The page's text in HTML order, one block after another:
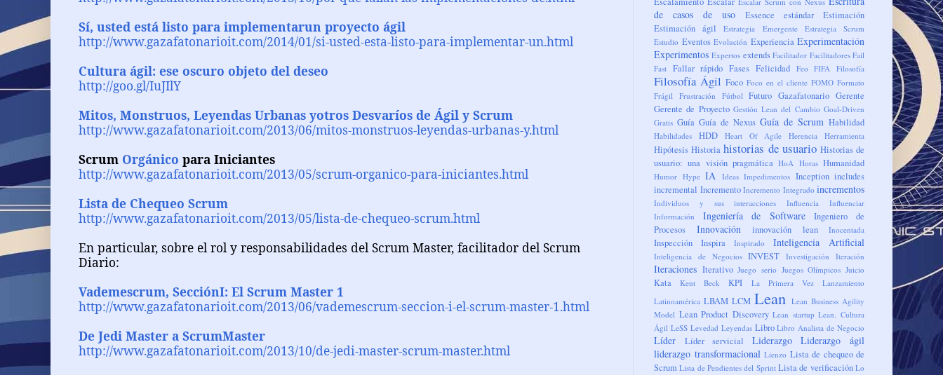
Sí, usted está listo para implementarun proyecto ágil
http://www.gazafatonarioit.com/2014/01/si-usted-esta-listo-para-implementar-un.html
Cultura ágil: ese oscuro objeto del deseo
http://goo.gl/IuJIlY
Mitos, Monstruos, Leyendas Urbanas yotros Desvaríos de Ágil y Scrum
http://www.gazafatonarioit.com/2013/06/mitos-monstruos-leyendas-urbanas-y.html
Scrum Orgánico para Iniciantes
http://www.gazafatonarioit.com/2013/05/scrum-organico-para-iniciantes.html
Lista de Chequeo Scrum
http://www.gazafatonarioit.com/2013/05/lista-de-chequeo-scrum.html
En particular, sobre el rol y responsabilidades del Scrum Master, facilitador del Scrum
Diario:
Vademescrum, SecciónI: El Scrum Master 1
http://www.gazafatonarioit.com/2013/06/vademescrum-seccion-i-el-scrum-master-1.html
De Jedi Master a ScrumMaster
http://www.gazafatonarioit.com/2013/10/de-jedi-master-scrum-master.html
de casos de uso
Essence estándar
Estimación
Estimación ágil
Estrategia Emergente
Estrategia Scrum
Estudio Eventos Evolución Experiencia Experimentación
Experimentos Expertos extends Facilitador Facilitadores Fail
Fast Fallar rápido Fases Felicidad Feo FIFA Filosofía
Filosofía Ágil Foco Foco en el cliente FOMO Formato
Frágil Frustración Fútbol Futuro Gazafatonario Gerente
Gerente de Proyecto Gestión Lean del Cambio Goal-Driven
Gratis Guía Guía de Nexus Guía de Scrum Habilidad
Habilidades HDD Heart Of Agile Herencia Herramienta
Hipótesis Historia historias de usuario Historias de
usuario: una visión pragmática HoA Horas Humanidad
Humor Hype IA Ideas Impedimentos Inception includes
incremental Incremento Incremento Integrado incrementos
Individuos y sus interacciones Influencia
Influenciar
Información
Ingeniería de Software
Ingeniero de
Procesos
Innovación innovación lean Inocentada
Inspección Inspira Inspirado Inteligencia Artificial
Inteligencia de Negocios INVEST Investigación Iteración
Iteraciones Iterativo Juego serio Juegos Olímpicos Juicio
Kata Kent Beck KPI La Primera Vez
Lanzamiento
Latinoamérica LBAM LCM Lean Lean Business Agility
Model Lean Product Discovery Lean startup Lean. Cultura
Ágil LeSS Levedad Leyendas Libro Libro Analista de Negocio
Líder Líder servicial Liderazgo
Liderazgo ágil
liderazgo transformacional Lienzo Lista de chequeo de
Scrum Lista de Pendientes del Sprint Lista de verificación Lo